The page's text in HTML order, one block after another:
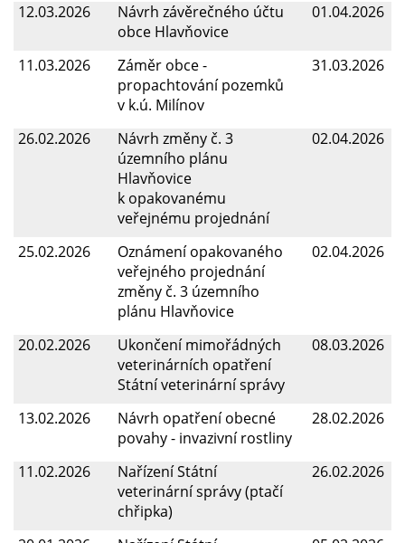
12.03.2026
01.04.2026
Návrh závěrečného účtu
obce Hlavňovice
11.03.2026
31.03.2026
Záměr obce -
propachtování pozemků
v k.ú. Milínov
26.02.2026
02.04.2026
Návrh změny č. 3
územního plánu
Hlavňovice
k opakovanému
veřejnému projednání
25.02.2026
02.04.2026
Oznámení opakovaného
veřejného projednání
změny č. 3 územního
plánu Hlavňovice
20.02.2026
08.03.2026
Ukončení mimořádných
veterinárních opatření
Státní veterinární správy
13.02.2026
28.02.2026
Návrh opatření obecné
povahy - invazivní rostliny
11.02.2026
26.02.2026
Nařízení Státní
veterinární správy (ptačí
chřipka)